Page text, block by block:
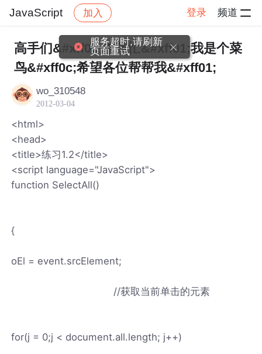
JavaScript 加入 登录 频道
社区 JavaScript 帖子详情
高手们&#xff0c;求帮忙&#xff01;我是个菜
鸟&#xff0c;希望各位帮帮我&#xff01;
wo_310548
2012-03-04
<html>
<head>
<title>练习1.2</title>
<script language="JavaScript">
function SelectAll()
{
oEl = event.srcElement;
//获取当前单击的元素
for(j = 0;j < document.all.length; j++)
服务超时,请刷新
页面重试